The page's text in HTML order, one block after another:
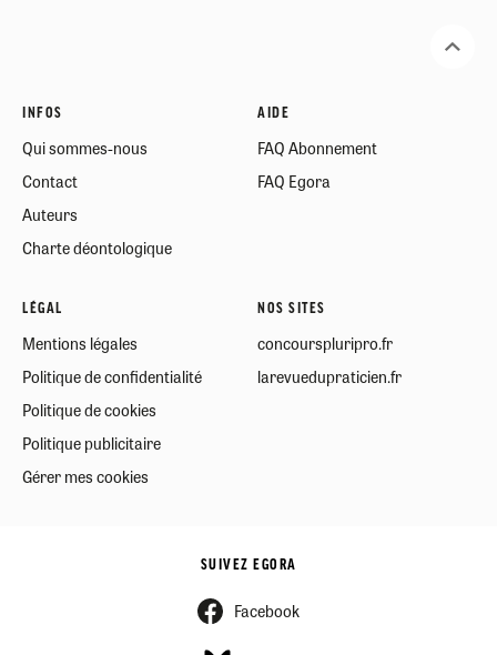
INFOS
Qui sommes-nous
Contact
Auteurs
Charte déontologique
AIDE
FAQ Abonnement
FAQ Egora
LÉGAL
Mentions légales
Politique de confidentialité
Politique de cookies
Politique publicitaire
Gérer mes cookies
NOS SITES
concourspluripro.fr
larevuedupraticien.fr
SUIVEZ EGORA
Facebook